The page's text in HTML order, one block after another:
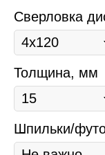
Сверловка
Толщина, мм
Шпильки/